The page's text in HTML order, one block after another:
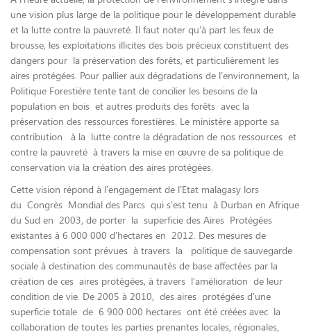
une vision plus large de la politique pour le développement durable
et la lutte contre la pauvreté. Il faut noter qu’à part les feux de
brousse, les exploitations illicites des bois précieux constituent des
dangers pour la préservation des forêts, et particulièrement les
aires protégées. Pour pallier aux dégradations de l’environnement, la
Politique Forestière tente tant de concilier les besoins de la
population en bois et autres produits des forêts avec la
préservation des ressources forestières. Le ministère apporte sa
contribution à la lutte contre la dégradation de nos ressources et
contre la pauvreté à travers la mise en œuvre de sa politique de
conservation via la création des aires protégées.
Cette vision répond à l’engagement de l’Etat malagasy lors
du Congrès Mondial des Parcs qui s’est tenu à Durban en Afrique
du Sud en 2003, de porter la superficie des Aires Protégées
existantes à 6 000 000 d’hectares en 2012. Des mesures de
compensation sont prévues à travers la politique de sauvegarde
sociale à destination des communautés de base affectées par la
création de ces aires protégées, à travers l’amélioration de leur
condition de vie. De 2005 à 2010, des aires protégées d’une
superficie totale de 6 900 000 hectares ont été créées avec la
collaboration de toutes les parties prenantes locales, régionales,